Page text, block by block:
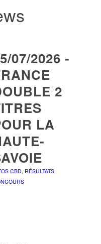
07/2026 -
2
LA
CBD, RÉSULTATS